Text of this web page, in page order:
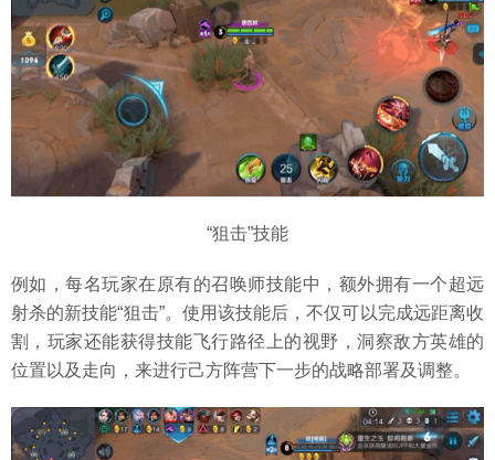
“狙击”技能
例如，每名玩家在原有的召唤师技能中，额外拥有一个超远
射杀的新技能“狙击”。使用该技能后，不仅可以完成远距离收
割，玩家还能获得技能飞行路径上的视野，洞察敌方英雄的
位置以及走向，来进行己方阵营下一步的战略部署及调整。